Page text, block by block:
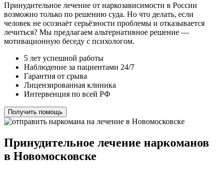
Принудительное лечение от наркозависимости в России
возможно только по решению суда. Но что делать, если
человек не осознаёт серьёзности проблемы и отказывается
лечиться? Мы предлагаем альтернативное решение —
мотивационную беседу с психологом.
5 лет успешной работы
Наблюдение за пациентами 24/7
Гарантия от срыва
Лицензированная клиника
Интервенция по всей РФ
Получить помощь
Принудительное лечение наркоманов
в Новомосковске